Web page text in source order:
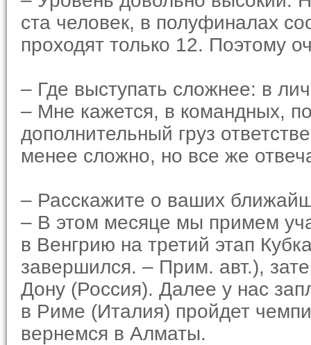
ста человек, в полуфиналах
проходят только 12. Поэтому
– Где выступать сложнее: в
– Мне кажется, в командных,
дополнительный груз
менее сложно, но все же
– Расскажите о ваших
– В этом месяце мы примем
в Венгрию на третий этап
завершился. – Прим. авт.),
Дону (Россия). Далее у нас
в Риме (Италия) пройдет
вернемся в Алматы.